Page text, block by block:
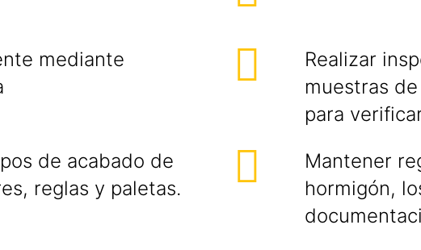
mediante
Realizar
muestras
para
de acabado de
reglas y paletas.
Mantener
hormigón,